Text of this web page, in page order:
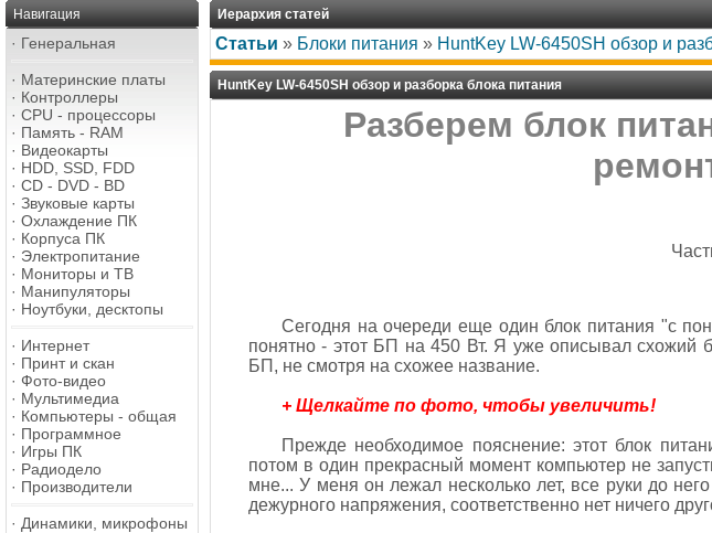
Навигация
· Генеральная
· Материнские платы
· Контроллеры
· CPU - процессоры
· Память - RAM
· Видеокарты
· HDD, SSD, FDD
· CD - DVD - BD
· Звуковые карты
· Охлаждение ПК
· Корпуса ПК
· Электропитание
· Мониторы и ТВ
· Манипуляторы
· Ноутбуки, десктопы
· Интернет
· Принт и скан
· Фото-видео
· Мультимедиа
· Компьютеры - общая
· Программное
· Игры ПК
· Радиодело
· Производители
· Динамики, микрофоны
Иерархия статей
Статьи » Блоки питания » HuntKey LW-6450SH обзор и
HuntKey LW-6450SH обзор и разборка блока питания
Разберем блок
Сегодня на очереди еще один блок питания "с
понятно - этот БП на 450 Вт. Я уже описывал схожий
БП, не смотря на схожее название.
+ Щелкайте по фото, чтобы увеличить!
Прежде необходимое пояснение: этот блок
потом в один прекрасный момент компьютер не
мне... У меня он лежал несколько лет, все руки до
дежурного напряжения, соответственно нет ничего